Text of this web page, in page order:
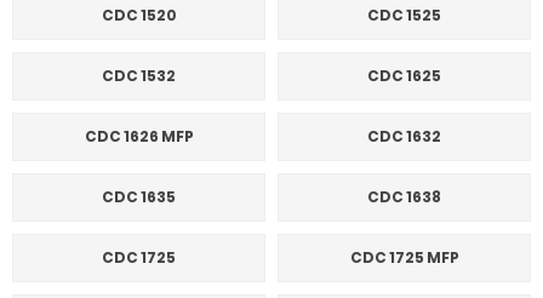
CDC 1520 CDC 1525
CDC 1532 CDC 1625
CDC 1626 MFP CDC 1632
CDC 1635 CDC 1638
CDC 1725 CDC 1725 MFP